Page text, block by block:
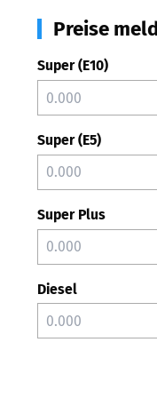
Preise
Super (E10)
Super (E5)
Super Plus
Diesel